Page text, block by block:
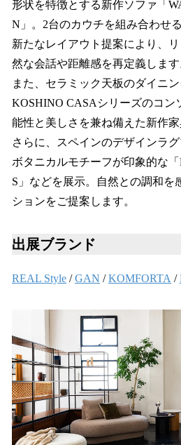
形状を特徴とする新作ソファ「
N」。2台のカウチを組み合わせ
新たなレイアウト提案により、
然な会話や距離感を再定義します
また、セラミック天板のダイニ
KOSHINO CASAシリーズのコン
能性と美しさを兼ね備えた新作家
さらに、スペインのデザインラ
ボタニカルモチーフが印象的な
S」などを展示。自然との調和を
ションをご提案します。
出展ブランド
REAL Style /GAN /KOMFORTA /